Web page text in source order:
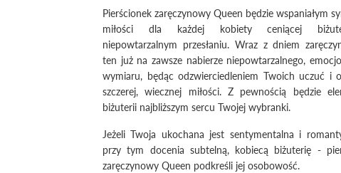
Pierścionek zaręczynowy Queen będzie wspaniałym
miłości dla każdej kobiety ceniącej
niepowtarzalnym przesłaniu. Wraz z dniem
ten już na zawsze nabierze niepowtarzalnego,
wymiaru, będąc odzwierciedleniem Twoich uczuć i
szczerej, wiecznej miłości. Z pewnością będzie
biżuterii najbliższym sercu Twojej wybranki.
Jeżeli Twoja ukochana jest sentymentalna i
przy tym docenia subtelną, kobiecą biżuterię -
zaręczynowy Queen podkreśli jej osobowość.